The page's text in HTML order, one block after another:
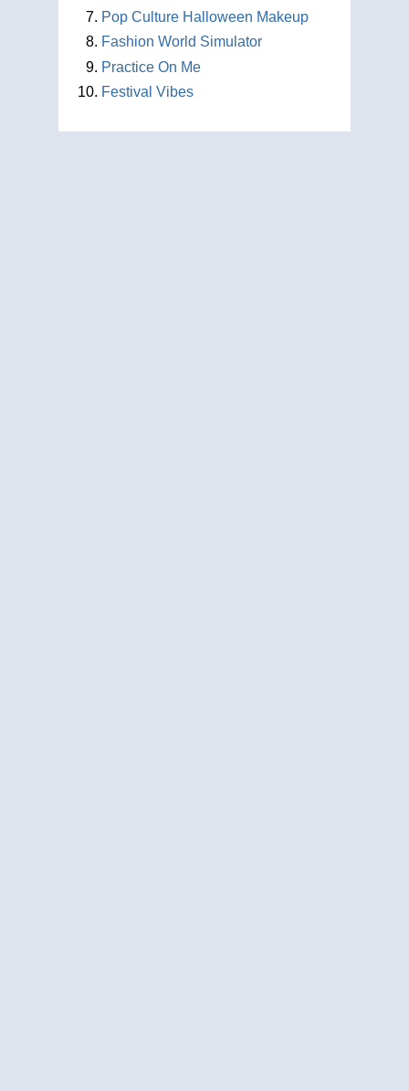
Pop Culture Halloween Makeup
Fashion World Simulator
Practice On Me
Festival Vibes